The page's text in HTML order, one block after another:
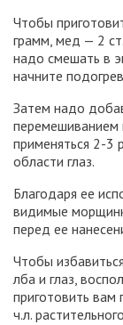
Чтобы
грамм, мед — 2
надо смешать в
начните
Затем надо
перемешиванием
применяться 2-3
области глаз.
Благодаря ее
видимые
перед ее
Чтобы
лба и глаз,
приготовить вам
ч.л.